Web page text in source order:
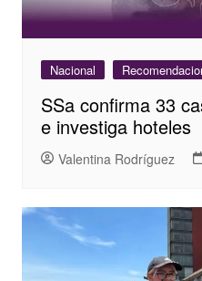
Nacional
SSa confirma 33
e investiga hoteles
Valentina Rodríguez